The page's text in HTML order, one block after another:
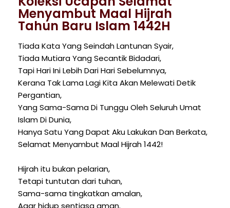
Menyambut Maal Hijrah
Tahun Baru Islam 1442H
Tiada Kata Yang Seindah Lantunan Syair,
Tiada Mutiara Yang Secantik Bidadari,
Tapi Hari Ini Lebih Dari Hari Sebelumnya,
Kerana Tak Lama Lagi Kita Akan Melewati Detik
Pergantian,
Yang Sama-Sama Di Tunggu Oleh Seluruh Umat
Islam Di Dunia,
Hanya Satu Yang Dapat Aku Lakukan Dan Berkata,
Selamat Menyambut Maal Hijrah 1442!
Hijrah itu bukan pelarian,
Tetapi tuntutan dari tuhan,
Sama-sama tingkatkan amalan,
Agar hidup sentiasa aman.